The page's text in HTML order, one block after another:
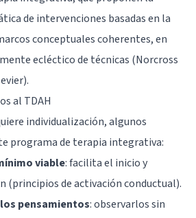
de intervenciones basadas en la
conceptuales coherentes, en
ecléctico de técnicas (Norcross
al TDAH
individualización, algunos
programa de terapia integrativa:
viable: facilita el inicio y
(principios de activación conductual).
pensamientos: observarlos sin